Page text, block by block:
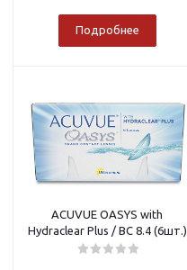
Подробнее
ACUVUE OASYS with
Hydraclear Plus / BC 8.4 (6шт.)